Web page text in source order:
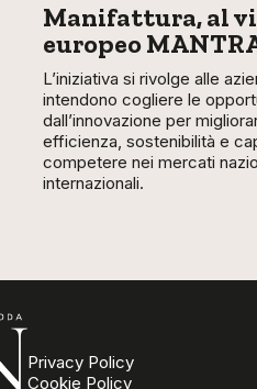
Manifattura, al
europeo
L’iniziativa si rivolge alle
intendono cogliere le
dall’innovazione per
efficienza, sostenibilità e
competere nei mercati
internazionali.
Privacy Policy
Cookie Policy